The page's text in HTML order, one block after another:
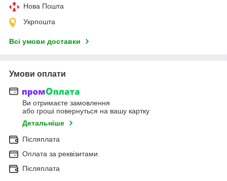
Нова Пошта
Укрпошта
Всі умови доставки
Умови оплати
Ви отримаєте замовлення
або гроші повернуться на вашу картку
Детальніше
Післяплата
Оплата за реквізитами
Післяплата